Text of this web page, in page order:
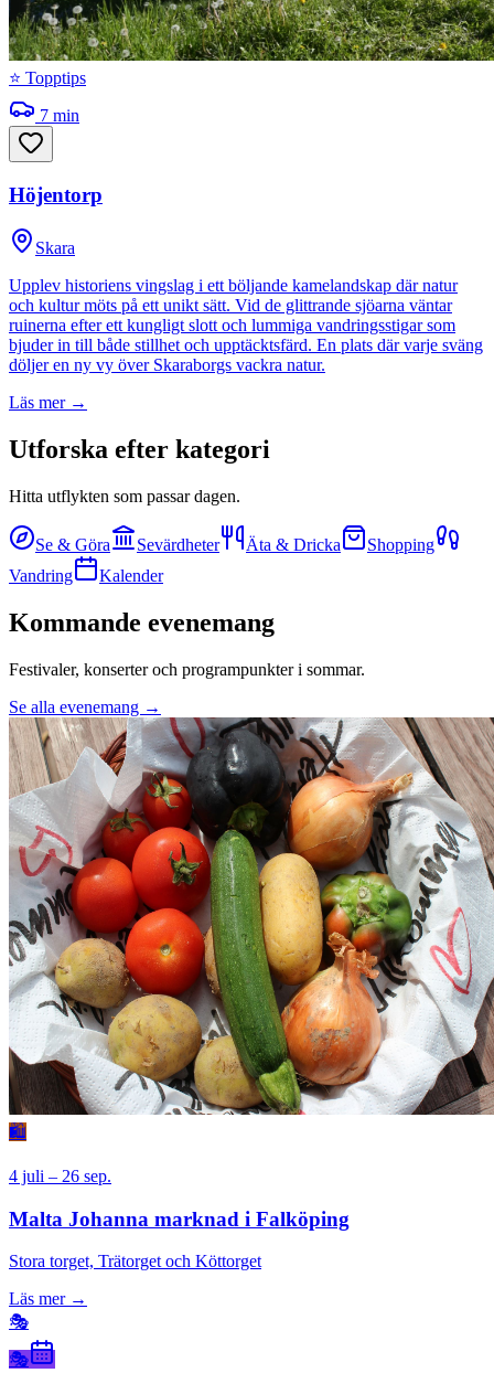
⭐ Topptips
7 min
Höjentorp
Skara
Upplev historiens vingslag i ett böljande kamelandskap där natur
och kultur möts på ett unikt sätt. Vid de glittrande sjöarna väntar
ruinerna efter ett kungligt slott och lummiga vandringsstigar som
bjuder in till både stillhet och upptäcktsfärd. En plats där varje sväng
döljer en ny vy över Skaraborgs vackra natur.
Läs mer →
Utforska efter kategori
Hitta utflykten som passar dagen.
Se & Göra Sevärdheter Äta & Dricka
Shopping
Vandring
Kalender
Kommande evenemang
Festivaler, konserter och programpunkter i sommar.
Se alla evenemang →
🛍
4 juli – 26 sep.
Malta Johanna marknad i Falköping
Stora torget, Trätorget och Köttorget
Läs mer →
🎭
🎭